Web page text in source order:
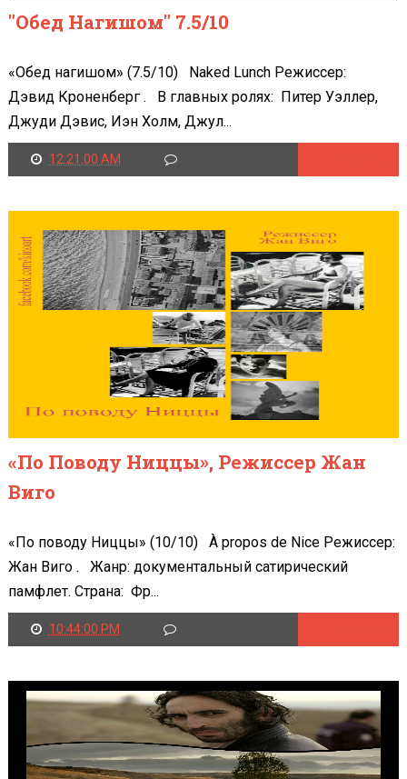
"Обед Нагишом" 7.5/10
«Обед нагишом» (7.5/10) Naked Lunch Режиссер:
Дэвид Кроненберг . В главных ролях: Питер Уэллер,
Джуди Дэвис, Иэн Холм, Джул...
12:21:00 AM
«По Поводу Ниццы», Режиссер Жан
Виго
«По поводу Ниццы» (10/10) À propos de Nice Режиссер:
Жан Виго . Жанр: документальный сатирический
памфлет. Страна: Фр...
10:44:00 PM